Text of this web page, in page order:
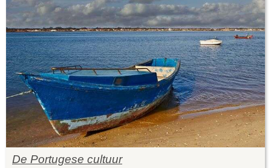
De Portugese cultuur